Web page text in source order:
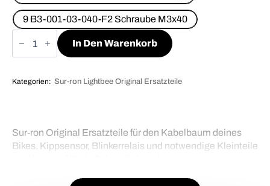
9 B3-001-03-040-F2 Schraube M3x40
Kabelbaum
Menge
In Den Warenkorb
Kategorien: Sur-ron Lightbee Original Ersatzteile
Sur-ron Original Ersatzteile für den Kabelbaum deines
Bikes. Kippsensor, Blinkerrelais und notwendige Kleinteile